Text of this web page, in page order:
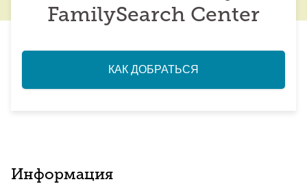
FamilySearch Center
КАК ДОБРАТЬСЯ
Информация